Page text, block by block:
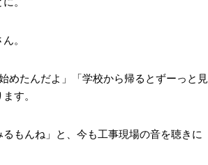
。
めたんだよ」「学校から帰るとずーっと見
す。
もんね」と、今も工事現場の音を聴きに